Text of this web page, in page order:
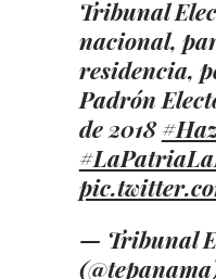
Tribunal
nacional,
residencia,
Padrón
de 2018
— Tribunal